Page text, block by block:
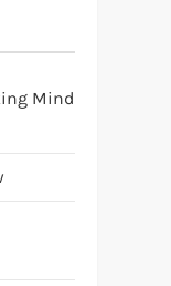
Mind